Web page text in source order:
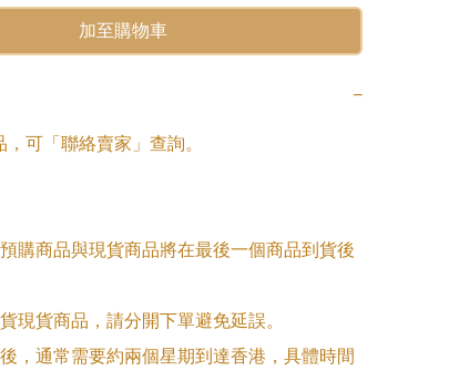
加至購物車
−
可「聯絡賣家」查詢。
購商品與現貨商品將在最後一個商品到貨後
現貨商品，請分開下單避免延誤。
，通常需要約兩個星期到達香港，具體時間